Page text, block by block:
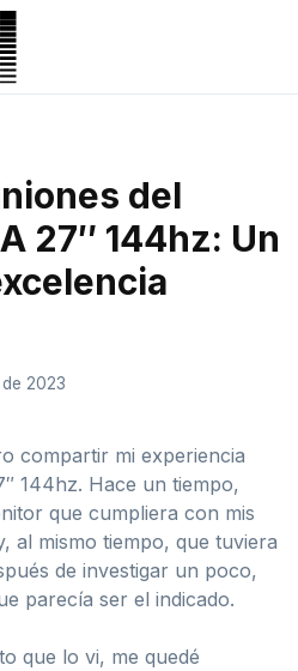
del
27″ 144hz: Un
2023
compartir mi experiencia
144hz. Hace un tiempo,
que cumpliera con mis
al mismo tiempo, que tuviera
de investigar un poco,
parecía ser el indicado.
que lo vi, me quedé